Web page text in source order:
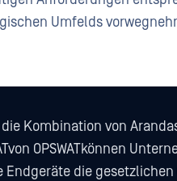
Umfelds
Kombination von
OPSWATkönnen
Endgeräte die